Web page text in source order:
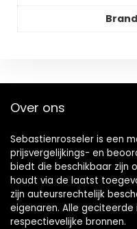
Brand
Over ons
Sebastienrosseler is een
prijsvergelijkings- en
biedt die beschikbaar zijn
houdt via de laatst
zijn auteursrechtelijk
eigenaren. Alle geciteerde
respectievelijke bronnen.